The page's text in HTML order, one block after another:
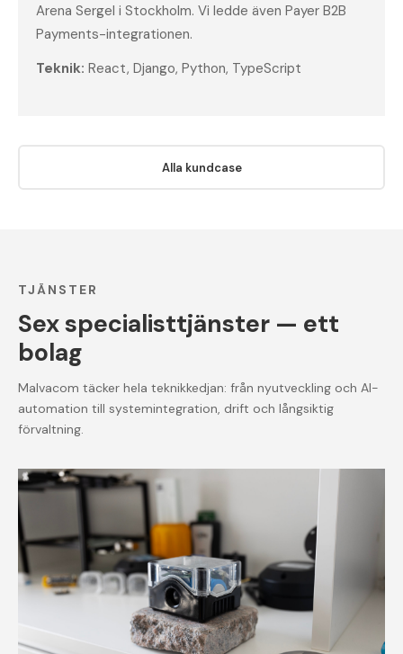
Arena Sergel i Stockholm. Vi ledde även Payer B2B
Payments-integrationen.
Teknik: React, Django, Python, TypeScript
Alla kundcase
TJÄNSTER
Sex specialisttjänster — ett
bolag
Malvacom täcker hela teknikkedjan: från nyutveckling och AI-
automation till systemintegration, drift och långsiktig
förvaltning.